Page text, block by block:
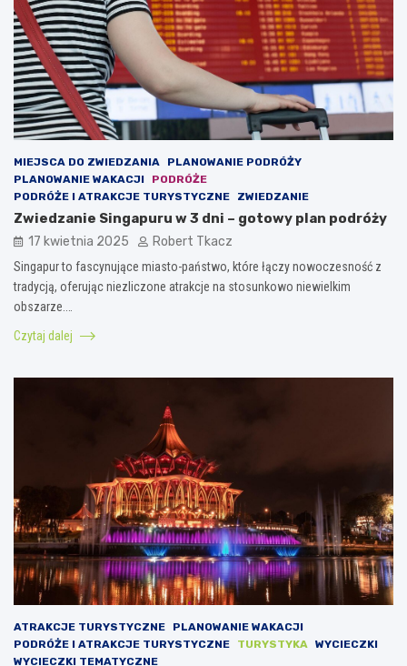
MIEJSCA DO ZWIEDZANIA
PLANOWANIE PODRÓŻY
PLANOWANIE WAKACJI
PODRÓŻE
PODRÓŻE I ATRAKCJE TURYSTYCZNE
ZWIEDZANIE
Zwiedzanie Singapuru w 3 dni – gotowy plan podróży
17 kwietnia 2025 Robert Tkacz
Singapur to fascynujące miasto-państwo, które łączy nowoczesność z
tradycją, oferując niezliczone atrakcje na stosunkowo niewielkim
obszarze.…
Czytaj dalej
ATRAKCJE TURYSTYCZNE
PLANOWANIE WAKACJI
PODRÓŻE I ATRAKCJE TURYSTYCZNE
TURYSTYKA WYCIECZKI
WYCIECZKI TEMATYCZNE